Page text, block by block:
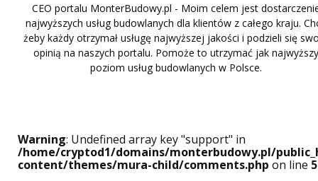
CEO portalu MonterBudowy.pl - Moim celem jest
najwyższych usług budowlanych dla klientów z całego kraju.
żeby każdy otrzymał usługę najwyższej jakości i podzieli się
opinią na naszych portalu. Pomoże to utrzymać jak najwyższy
poziom usług budowlanych w Polsce.
Warning: Undefined array key "support" in
/home/cryptod1/domains/monterbudowy.pl/
content/themes/mura-child/comments.php on line